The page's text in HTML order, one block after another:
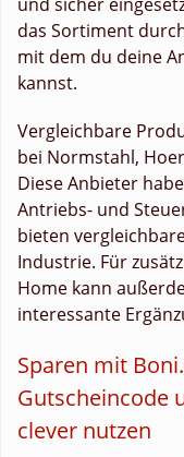
das Sortiment
mit dem du deine
kannst.
Vergleichbare
bei Normstahl,
Diese Anbieter
Antriebs- und
bieten
Industrie. Für
Home kann
interessante
Sparen mit
Gutscheincode
clever nutzen